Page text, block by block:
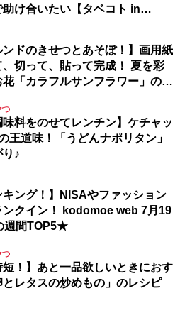
助け合いたい【タベコト in
ンドのきせつとあそぼ！】画用紙
、切って、貼って完成！ 夏を彩
花「カラフルサンフラワー」の作
味料をのせてレンチン】ケチャッ
王道味！「うどんナポリタン」
♪
キング！】NISAやファッション
ンクイン！ kodomoe web 7月19
週間TOP5★
短！】あと一品欲しいときにおす
レタスの炒めもの」のレシピ